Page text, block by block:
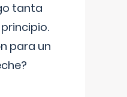
tanta
para un